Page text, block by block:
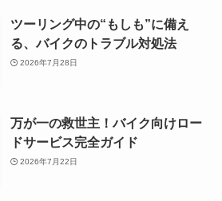
ツーリング中の“もしも”に備え
る、バイクのトラブル対処法
2026年7月28日
万が一の救世主！バイク向けロー
ドサービス完全ガイド
2026年7月22日